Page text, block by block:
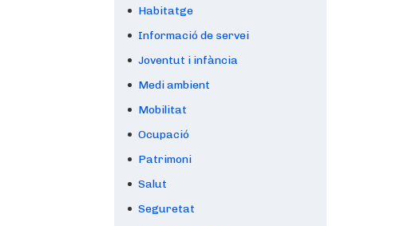
Habitatge
Informació de servei
Joventut i infància
Medi ambient
Mobilitat
Ocupació
Patrimoni
Salut
Seguretat